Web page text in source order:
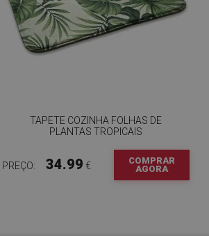
TAPETE COZINHA FOLHAS DE
PLANTAS TROPICAIS
PREÇO: 34.99 €
COMPRAR
AGORA